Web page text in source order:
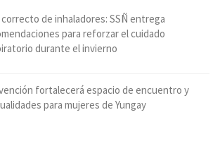
de inhaladores: SSÑ entrega
para reforzar el cuidado
durante el invierno
fortalecerá espacio de encuentro y
para mujeres de Yungay